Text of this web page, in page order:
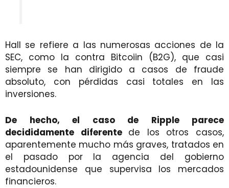
Hall se refiere a las numerosas acciones de la
SEC, como la contra Bitcoiin (B2G), que casi
siempre se han dirigido a casos de fraude
absoluto, con pérdidas casi totales en las
inversiones.
De hecho, el caso de Ripple parece
decididamente diferente de los otros casos,
aparentemente mucho más graves, tratados en
el pasado por la agencia del gobierno
estadounidense que supervisa los mercados
financieros.